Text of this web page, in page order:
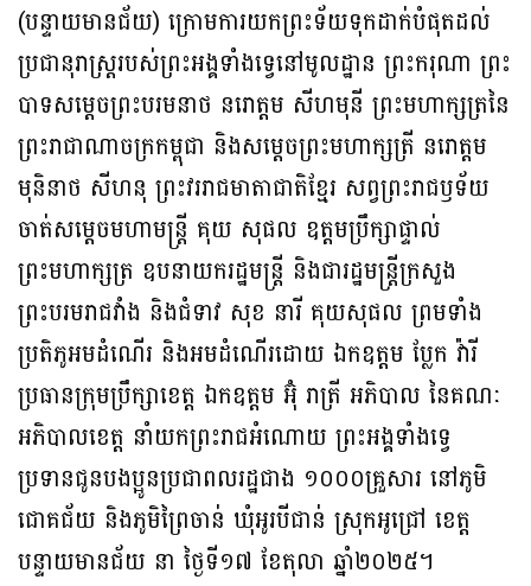
(បន្ទាយមានជ័យ) ក្រោមការយកព្រះទ័យទុកដាក់បំផុតដល់
ប្រជានុរាស្រ្តរបស់ព្រះអង្គទាំងទ្វេនៅមូលដ្ឋាន ព្រះករុណា ព្រះ
បាទសម្ដេចព្រះបរមនាថ នរោត្តម សីហមុនី ព្រះមហាក្សត្រនៃ
ព្រះរាជាណាចក្រកម្ពុជា និងសម្ដេចព្រះមហាក្សត្រី នរោត្ដម
មុនិនាថ សីហនុ ព្រះវររាជមាតាជាតិខ្មែរ សព្វព្រះរាជឫទ័យ
ចាត់សម្តេចមហាមន្ត្រី គុយ សុផល ឧត្តមប្រឹក្សាផ្ទាល់
ព្រះមហាក្សត្រ ឧបនាយករដ្ឋមន្ត្រី និងជារដ្ឋមន្ត្រីក្រសួង
ព្រះបរមរាជវាំង និងជំទាវ សុខ នារី គុយសុផល ព្រមទាំង
ប្រតិភូអមដំណេីរ និងអមដំណើរដោយ ឯកឧត្ដម ប្លែក វ៉ារី
ប្រធានក្រុមប្រឹក្សាខេត្ត ឯកឧត្ដម អ៊ុំ រាត្រី អភិបាល នៃគណៈ
អភិបាលខេត្ត នាំយកព្រះរាជអំណោយ ព្រះអង្គទាំងទ្វេ
ប្រទានជូនបងប្អូនប្រជាពលរដ្ឋជាង ១០០០គ្រួសារ នៅភូមិ
ជោគជ័យ និងភូមិព្រៃចាន់ ឃុំអូរបីជាន់ ស្រុកអូជ្រៅ ខេត្ត
បន្ទាយមានជ័យ នា ថ្ងៃទី១៧ ខែតុលា ឆ្នាំ២០២៥។